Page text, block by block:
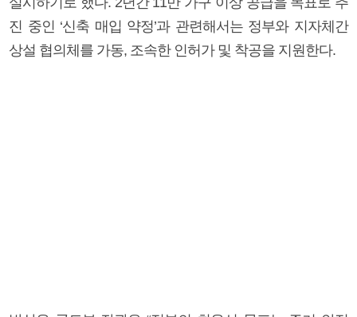
진 중인 ‘신축 매입 약정’과 관련해서는 정부와 지자체간
상설 협의체를 가동, 조속한 인허가 및 착공을 지원한다.